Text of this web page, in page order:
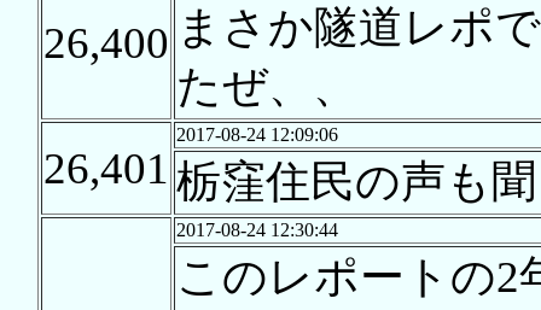
26,400 まさか隧道レポ
たぜ、、
26,401
2017-08-24 12:09:06
栃窪住民の声も
2017-08-24 12:30:44
このレポートの